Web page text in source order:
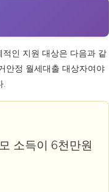
인 지원 대상은 다음과 같
안정 월세대출 대상자여야
소득이 6천만원